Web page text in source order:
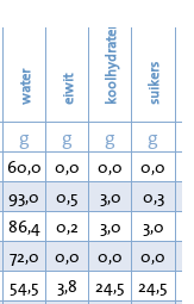
30
water eiwit koolhydraten suikers
g g g g
60,0 0,0 0,0 0,0
93,0 0,5 3,0 0,3
86,4 0,2 3,0 3,0
72,0 0,0 0,0 0,0
54,5 3,8 24,5 24,5